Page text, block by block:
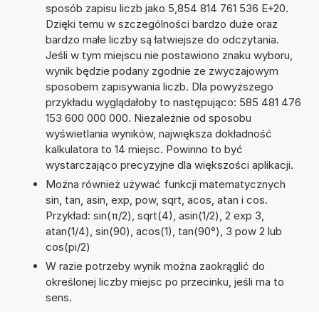
sposób zapisu liczb jako 5,854 814 761 536 E+20.
Dzięki temu w szczególności bardzo duże oraz
bardzo małe liczby są łatwiejsze do odczytania.
Jeśli w tym miejscu nie postawiono znaku wyboru,
wynik będzie podany zgodnie ze zwyczajowym
sposobem zapisywania liczb. Dla powyższego
przykładu wyglądałoby to następująco: 585 481 476
153 600 000 000. Niezależnie od sposobu
wyświetlania wyników, największa dokładność
kalkulatora to 14 miejsc. Powinno to być
wystarczająco precyzyjne dla większości aplikacji.
Można również używać funkcji matematycznych
sin, tan, asin, exp, pow, sqrt, acos, atan i cos.
Przykład: sin(π/2), sqrt(4), asin(1/2), 2 exp 3,
atan(1/4), sin(90), acos(1), tan(90°), 3 pow 2 lub
cos(pi/2)
W razie potrzeby wynik można zaokrąglić do
określonej liczby miejsc po przecinku, jeśli ma to
sens.